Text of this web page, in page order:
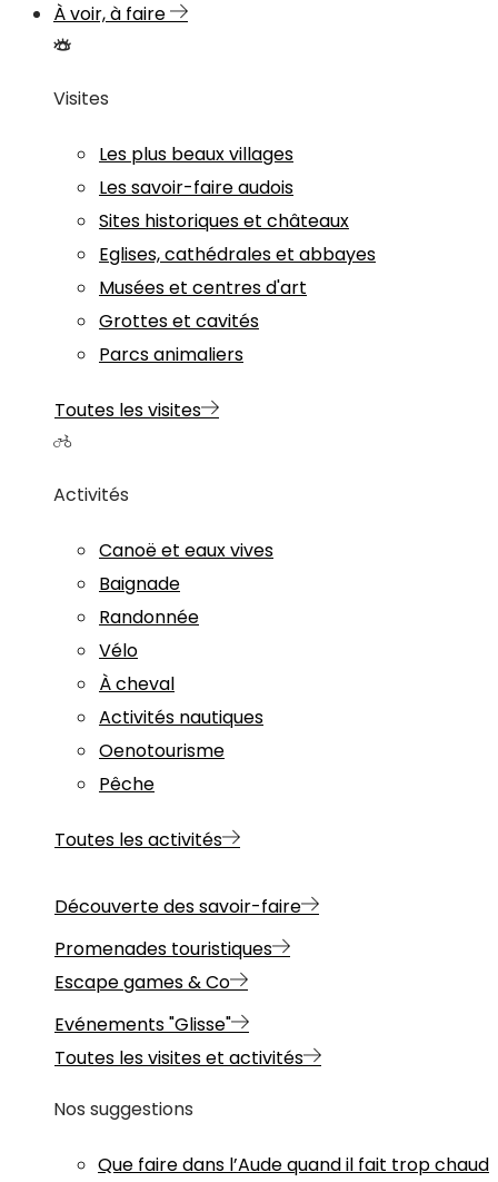
À voir, à faire
Visites
Les plus beaux villages
Les savoir-faire audois
Sites historiques et châteaux
Eglises, cathédrales et abbayes
Musées et centres d'art
Grottes et cavités
Parcs animaliers
Toutes les visites
Activités
Canoë et eaux vives
Baignade
Randonnée
Vélo
À cheval
Activités nautiques
Oenotourisme
Pêche
Toutes les activités
Découverte des savoir-faire
Promenades touristiques
Escape games & Co
Evénements "Glisse"
Toutes les visites et activités
Nos suggestions
Que faire dans l’Aude quand il fait trop chaud